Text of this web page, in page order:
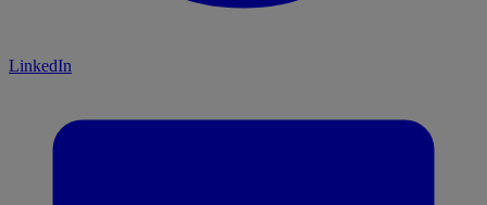
LinkedIn